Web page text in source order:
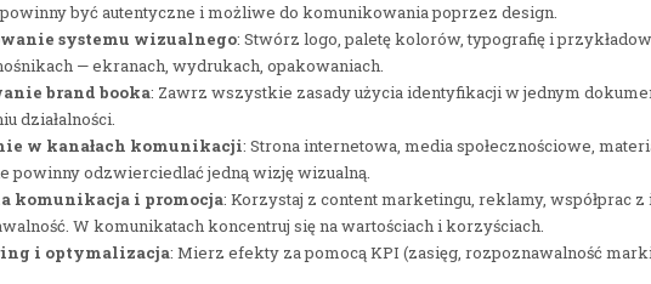
być autentyczne i możliwe do komunikowania poprzez design.
systemu wizualnego: Stwórz logo, paletę kolorów, typografię i
— ekranach, wydrukach, opakowaniach.
brand booka: Zawrz wszystkie zasady użycia identyfikacji w jednym
działalności.
w kanałach komunikacji: Strona internetowa, media społecznościowe,
powinny odzwierciedlać jedną wizję wizualną.
komunikacja i promocja: Korzystaj z content marketingu, reklamy, współprac
W komunikatach koncentruj się na wartościach i korzyściach.
i optymalizacja: Mierz efekty za pomocą KPI (zasięg, rozpoznawalność